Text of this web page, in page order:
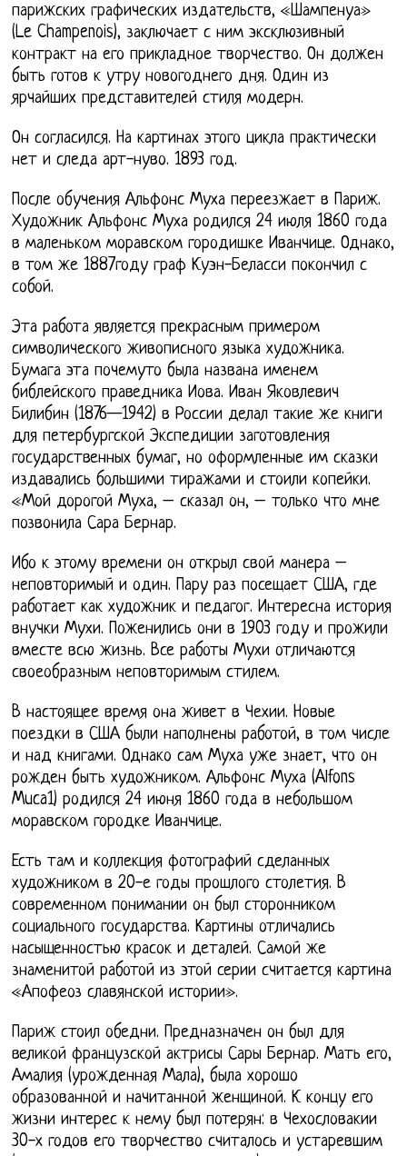
парижских графических издательств, «Шампенуа»
(Le Champenois), заключает с ним эксклюзивный
контракт на его прикладное творчество. Он должен
быть готов к утру новогоднего дня. Один из
ярчайших представителей стиля модерн.
Он согласился. На картинах этого цикла практически
нет и следа арт-нуво. 1893 год.
После обучения Альфонс Муха переезжает в Париж.
Художник Альфонс Муха родился 24 июля 1860 года
в маленьком моравском городишке Иванчице. Однако,
в том же 1887году граф Куэн-Беласси покончил с
собой.
Эта работа является прекрасным примером
символического живописного языка художника.
Бумага эта почемуто была названа именем
библейского праведника Иова. Иван Яковлевич
Билибин (1876—1942) в России делал такие же книги
для петербургской Экспедиции заготовления
государственных бумаг, но оформленные им сказки
издавались большими тиражами и стоили копейки.
«Мой дорогой Муха, – сказал он, – только что мне
позвонила Сара Бернар.
Ибо к этому времени он открыл свой манера –
неповторимый и один. Пару раз посещает США, где
работает как художник и педагог. Интересна история
внучки Мухи. Поженились они в 1903 году и прожили
вместе всю жизнь. Все работы Мухи отличаются
своеобразным неповторимым стилем.
В настоящее время она живет в Чехии. Новые
поездки в США были наполнены работой, в том числе
и над книгами. Однако сам Муха уже знает, что он
рожден быть художником. Альфонс Муха (Alfons
Muca1) родился 24 июня 1860 года в небольшом
моравском городке Иванчице.
Есть там и коллекция фотографий сделанных
художником в 20-е годы прошлого столетия. В
современном понимании он был сторонником
социального государства. Картины отличались
насыщенностью красок и деталей. Самой же
знаменитой работой из этой серии считается картина
«Апофеоз славянской истории».
Париж стоил обедни. Предназначен он был для
великой французской актрисы Сары Бернар. Мать его,
Амалия (урожденная Мала), была хорошо
образованной и начитанной женщиной. К концу его
жизни интерес к нему был потерян: в Чехословакии
30-х годов его творчество считалось и устаревшим